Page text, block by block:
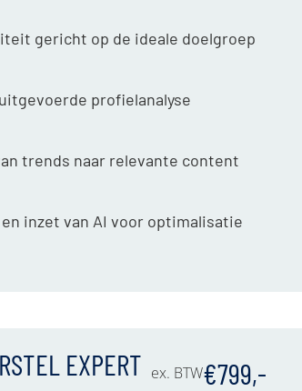
gericht op de ideale doelgroep
profielanalyse
trends naar relevante content
inzet van AI voor optimalisatie
EXPERT ex. BTW€799,-